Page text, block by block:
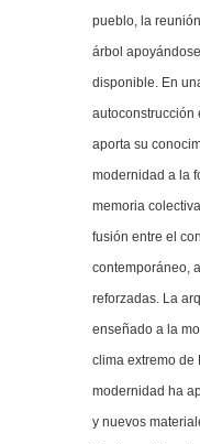
pueblo, la
árbol
disponible. En
autoconstrucción
aporta su
modernidad a la
memoria
fusión entre el
contemporáneo,
reforzadas. La
enseñado a la
clima extremo de
modernidad ha
y nuevos